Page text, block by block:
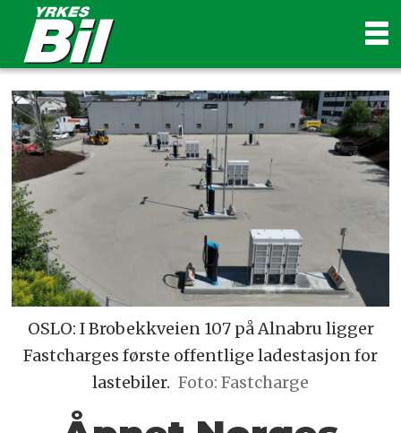
OSLO: I Brobekkveien 107 på Alnabru ligger
Fastcharges første offentlige ladestasjon for
lastebiler. Foto: Fastcharge